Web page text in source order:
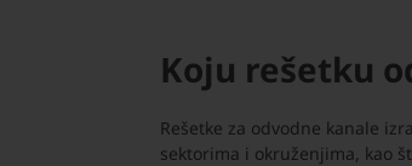
Koju rešetku
Rešetke za odvodne kanale
sektorima i okruženjima, kao